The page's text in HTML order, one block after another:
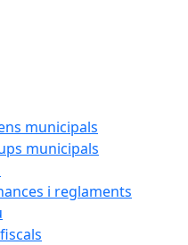
municipals
municipals
i reglaments